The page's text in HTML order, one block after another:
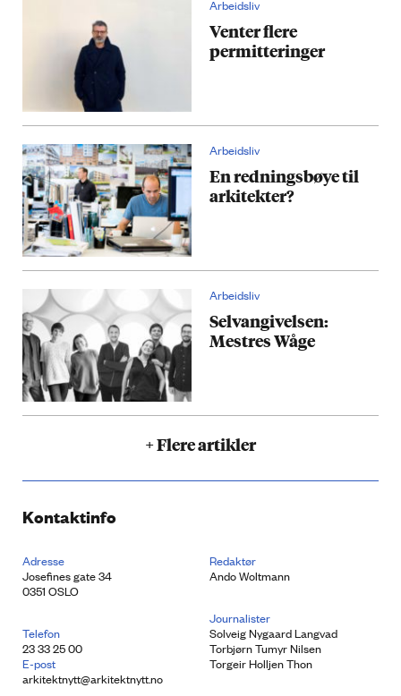
Arbeidsliv
Venter flere
permitteringer
Arbeidsliv
En redningsbøye til
arkitekter?
Arbeidsliv
Selvangivelsen:
Mestres Wåge
+ Flere artikler
Kontaktinfo
Adresse
Josefines gate 34
0351 OSLO
Telefon
23 33 25 00
E-post
arkitektnytt@arkitektnytt.no
Redaktør
Ando Woltmann
Journalister
Solveig Nygaard Langvad
Torbjørn Tumyr Nilsen
Torgeir Holljen Thon